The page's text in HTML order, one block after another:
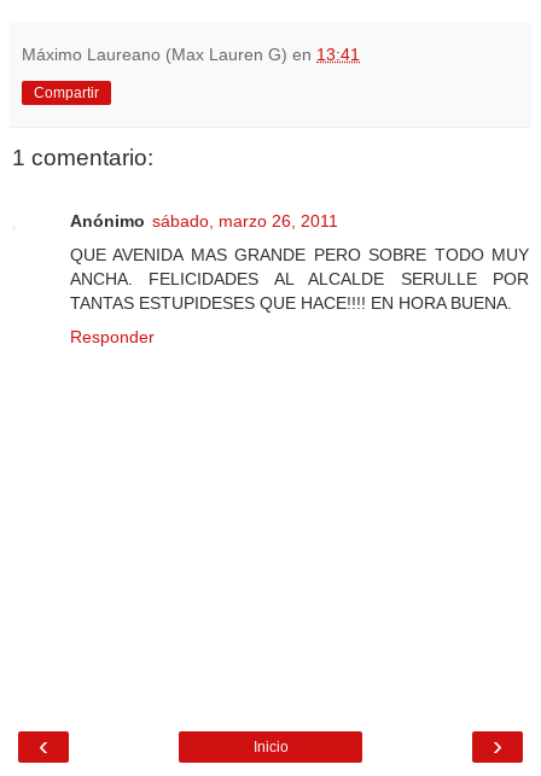
Máximo Laureano (Max Lauren G) en 13:41
Compartir
1 comentario:
Anónimo sábado, marzo 26, 2011
QUE AVENIDA MAS GRANDE PERO SOBRE TODO MUY
ANCHA. FELICIDADES AL ALCALDE SERULLE POR
TANTAS ESTUPIDESES QUE HACE!!!! EN HORA BUENA.
Responder
‹ ›
Inicio